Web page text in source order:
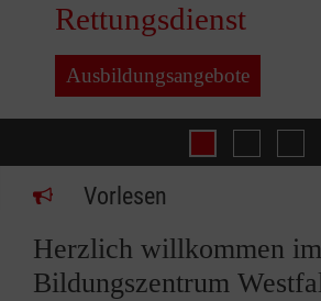
Rettungsdienst
Ausbildungsangebote
Vorlesen
Herzlich willkommen
Bildungszentrum